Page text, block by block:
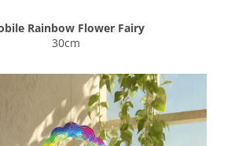
Rainbow Flower Fairy
30cm